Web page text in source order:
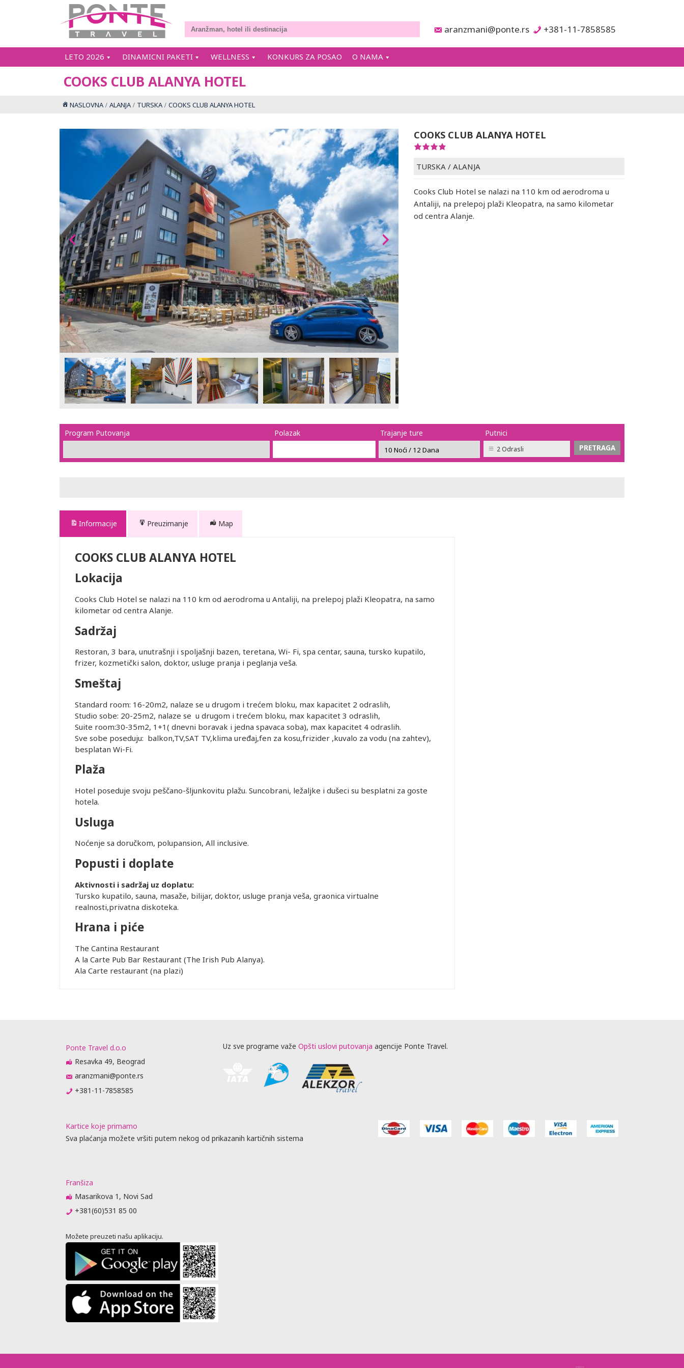
aranzmani@ponte.rs +381-11-7858585
LETO 2026 DINAMICNI PAKETI WELLNESS KONKURS ZA POSAO O NAMA
COOKS CLUB ALANYA HOTEL
NASLOVNA ALANJA TURSKA COOKS CLUB ALANYA HOTEL
COOKS CLUB ALANYA HOTEL
TURSKA / ALANJA
Cooks Club Hotel se nalazi na 110 km od aerodroma u
Antaliji, na prelepoj plaži Kleopatra, na samo kilometar
od centra Alanje.
Program Putovanja Polazak Trajanje ture Putnici
2 Odrasli
Informacije Preuzimanje Map
COOKS CLUB ALANYA HOTEL
Lokacija
Cooks Club Hotel se nalazi na 110 km od aerodroma u Antaliji, na prelepoj plaži Kleopatra, na samo
kilometar od centra Alanje.
Sadržaj
Restoran, 3 bara, unutrašnji i spoljašnji bazen, teretana, Wi- Fi, spa centar, sauna, tursko kupatilo,
frizer, kozmetički salon, doktor, usluge pranja i peglanja veša.
Smeštaj
Standard room: 16-20m2, nalaze se u drugom i trećem bloku, max kapacitet 2 odraslih,
Studio sobe: 20-25m2, nalaze se u drugom i trećem bloku, max kapacitet 3 odraslih,
Suite room:30-35m2, 1+1( dnevni boravak i jedna spavaca soba), max kapacitet 4 odraslih.
Sve sobe poseduju: balkon,TV,SAT TV,klima uređaj,fen za kosu,frizider ,kuvalo za vodu (na zahtev),
besplatan Wi-Fi.
Plaža
Hotel poseduje svoju peščano-šljunkovitu plažu. Suncobrani, ležaljke i dušeci su besplatni za goste
hotela.
Usluga
Noćenje sa doručkom, polupansion, All inclusive.
Popusti i doplate
Aktivnosti i sadržaj uz doplatu:
Tursko kupatilo, sauna, masaže, bilijar, doktor, usluge pranja veša, graonica virtualne
realnosti,privatna diskoteka.
Hrana i piće
The Cantina Restaurant
A la Carte Pub Bar Restaurant (The Irish Pub Alanya).
Ala Carte restaurant (na plazi)
Ponte Travel d.o.o
Resavka 49, Beograd
aranzmani@ponte.rs
+381-11-7858585
Uz sve programe važe Opšti uslovi putovanja agencije Ponte Travel.
Kartice koje primamo
Sva plaćanja možete vršiti putem nekog od prikazanih kartičnih sistema
Franšiza
Masarikova 1, Novi Sad
+381(60)531 85 00
Možete preuzeti našu aplikaciju.